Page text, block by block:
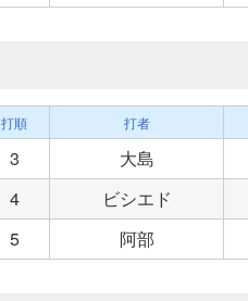
打順 打者
3
大島
4
ビシエド
5 阿部